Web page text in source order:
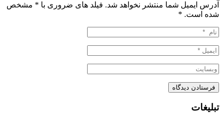
آدرس ایمیل شما منتشر نخواهد شد. فیلد های ضروری با * مشخص
شده است. *
تبلیغات